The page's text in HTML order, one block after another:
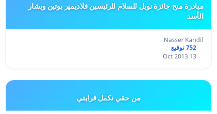
مبادرة منح جائزة نوبل للسلام للرئيسين فلاديمير بوتين وبشار
الأسد
Nasser Kandil
752 توقيع
13 Oct 2013
من حقي نكمل قرايتي